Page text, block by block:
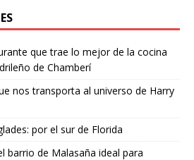
que trae lo mejor de la cocina
de Chamberí
nos transporta al universo de Harry
por el sur de Florida
barrio de Malasaña ideal para